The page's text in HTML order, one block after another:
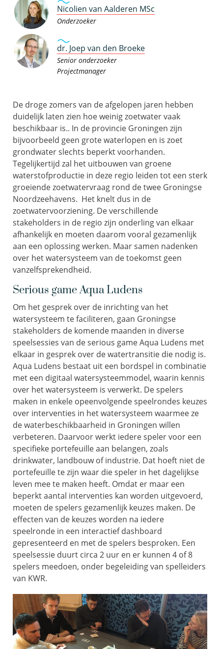
Nicolien van Aalderen MSc
Onderzoeker
dr. Joep van den Broeke
Senior onderzoeker
Projectmanager
De droge zomers van de afgelopen jaren hebben
duidelijk laten zien hoe weinig zoetwater vaak
beschikbaar is.. In de provincie Groningen zijn
bijvoorbeeld geen grote waterlopen en is zoet
grondwater slechts beperkt voorhanden.
Tegelijkertijd zal het uitbouwen van groene
waterstofproductie in deze regio leiden tot een sterk
groeiende zoetwatervraag rond de twee Groningse
Noordzeehavens. Het knelt dus in de
zoetwatervoorziening. De verschillende
stakeholders in de regio zijn onderling van elkaar
afhankelijk en moeten daarom vooral gezamenlijk
aan een oplossing werken. Maar samen nadenken
over het watersysteem van de toekomst geen
vanzelfsprekendheid.
Serious game Aqua Ludens
Om het gesprek over de inrichting van het
watersysteem te faciliteren, gaan Groningse
stakeholders de komende maanden in diverse
speelsessies van de serious game Aqua Ludens met
elkaar in gesprek over de watertransitie die nodig is.
Aqua Ludens bestaat uit een bordspel in combinatie
met een digitaal watersysteemmodel, waarin kennis
over het watersysteem is verwerkt. De spelers
maken in enkele opeenvolgende speelrondes keuzes
over interventies in het watersysteem waarmee ze
de waterbeschikbaarheid in Groningen willen
verbeteren. Daarvoor werkt iedere speler voor een
specifieke portefeuille aan belangen, zoals
drinkwater, landbouw of industrie. Dat hoeft niet de
portefeuille te zijn waar die speler in het dagelijkse
leven mee te maken heeft. Omdat er maar een
beperkt aantal interventies kan worden uitgevoerd,
moeten de spelers gezamenlijk keuzes maken. De
effecten van de keuzes worden na iedere
speelronde in een interactief dashboard
gepresenteerd en met de spelers besproken. Een
speelsessie duurt circa 2 uur en er kunnen 4 of 8
spelers meedoen, onder begeleiding van spelleiders
van KWR.